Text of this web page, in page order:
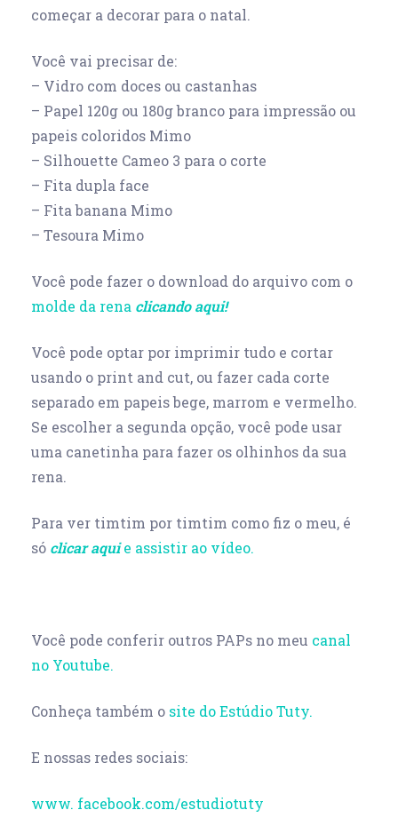
começar a decorar para o natal.
Você vai precisar de:
– Vidro com doces ou castanhas
– Papel 120g ou 180g branco para impressão ou
papeis coloridos Mimo
– Silhouette Cameo 3 para o corte
– Fita dupla face
– Fita banana Mimo
– Tesoura Mimo
Você pode fazer o download do arquivo com o
molde da rena clicando aqui!
Você pode optar por imprimir tudo e cortar
usando o print and cut, ou fazer cada corte
separado em papeis bege, marrom e vermelho.
Se escolher a segunda opção, você pode usar
uma canetinha para fazer os olhinhos da sua
rena.
Para ver timtim por timtim como fiz o meu, é
só clicar aquie assistir ao vídeo.
Você pode conferir outros PAPs no meu canal
no Youtube.
Conheça também o site do Estúdio Tuty.
E nossas redes sociais:
www. facebook.com/estudiotuty